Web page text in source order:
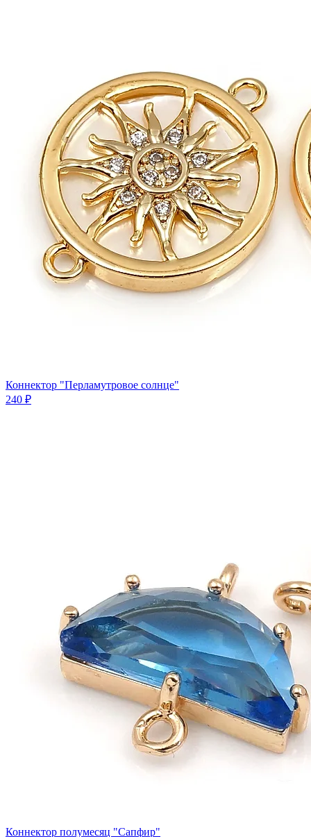
Коннектор "Перламутровое солнце"
240 ₽
Коннектор полумесяц "Сапфир"